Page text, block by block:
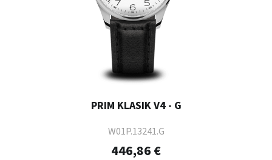
PRIM KLASIK V4 - G
W01P.13241.G
446,86 €